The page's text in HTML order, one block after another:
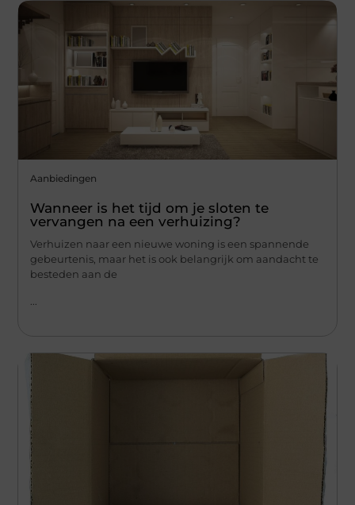
Aanbiedingen
Wanneer is het tijd om je sloten te
vervangen na een verhuizing?
Verhuizen naar een nieuwe woning is een spannende
gebeurtenis, maar het is ook belangrijk om aandacht te
besteden aan de